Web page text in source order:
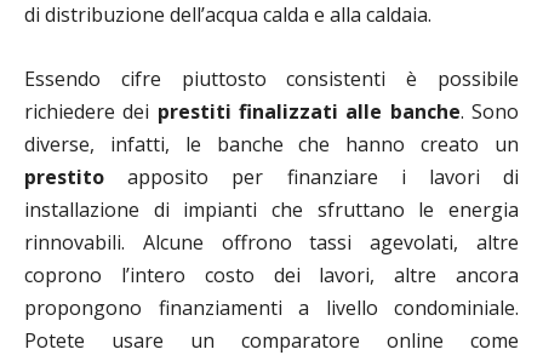
di distribuzione dell’acqua calda e alla caldaia.
Essendo cifre piuttosto consistenti è possibile
richiedere dei prestiti finalizzati alle banche. Sono
diverse, infatti, le banche che hanno creato un
prestito apposito per finanziare i lavori di
installazione di impianti che sfruttano le energia
rinnovabili. Alcune offrono tassi agevolati, altre
coprono l’intero costo dei lavori, altre ancora
propongono finanziamenti a livello condominiale.
Potete usare un comparatore online come